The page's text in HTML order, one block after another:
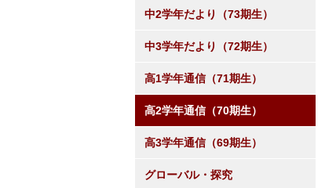
中2学年だより（73期生）
中3学年だより（72期生）
高1学年通信（71期生）
高2学年通信（70期生）
高3学年通信（69期生）
グローバル・探究